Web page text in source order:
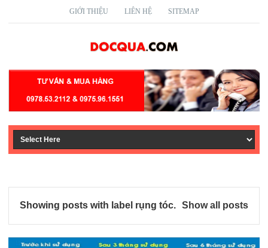
GIỚI THIỆU LIÊN HỆ SITEMAP
Showing posts with label rụng tóc. Show all posts